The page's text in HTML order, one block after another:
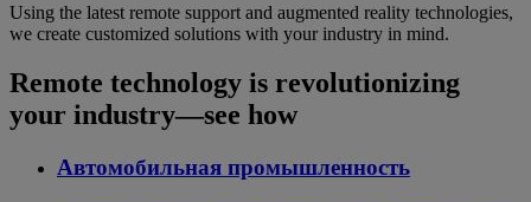
Using the latest remote support and augmented reality technologies,
we create customized solutions with your industry in mind.
Remote technology is revolutionizing
your industry—see how
Автомобильная промышленность